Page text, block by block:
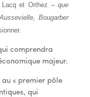
Lacq et Orthez –que
Bougarber
comprendra
majeur.
« premier pôle
qui